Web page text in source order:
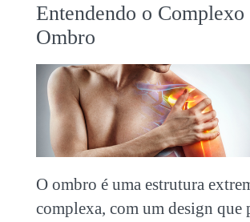
Entendendo o Complexo
Ombro
O ombro é uma estrutura
complexa, com um design que